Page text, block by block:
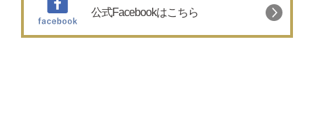
公式Facebookはこちら